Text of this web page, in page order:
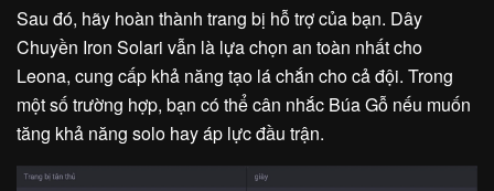
Sau đó, hãy hoàn thành trang bị hỗ trợ của bạn. Dây
Chuyền Iron Solari vẫn là lựa chọn an toàn nhất cho
Leona, cung cấp khả năng tạo lá chắn cho cả đội. Trong
một số trường hợp, bạn có thể cân nhắc Búa Gỗ nếu muốn
tăng khả năng solo hay áp lực đầu trận.